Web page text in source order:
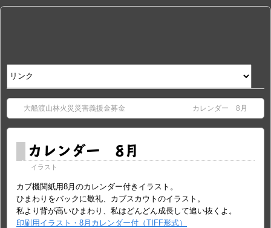
大船渡山林火災災害義援金募金 カレンダー 8月
カレンダー 8月
イラスト
カブ機関紙用8月のカレンダー付きイラスト。
ひまわりをバックに敬礼、カブスカウトのイラスト。
私より背が高いひまわり、私はどんどん成長して追い抜くよ。
印刷用イラスト・8月カレンダー付（TIFF形式）